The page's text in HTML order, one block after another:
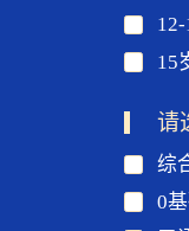
15
请
综
0